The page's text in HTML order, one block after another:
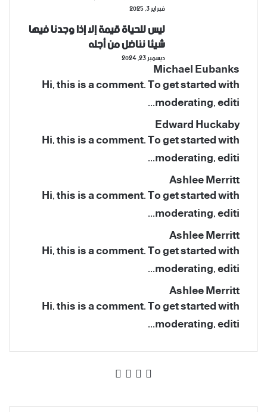
فبراير 3, 2025
ليس للحياة قيمة إلا إذا وجدنا فيها
شيئا نناضل من أجله
ديسمبر 23, 2024
Michael Eubanks
Hi, this is a comment. To get started with
moderating, editi...
Edward Huckaby
Hi, this is a comment. To get started with
moderating, editi...
Ashlee Merritt
Hi, this is a comment. To get started with
moderating, editi...
Ashlee Merritt
Hi, this is a comment. To get started with
moderating, editi...
Ashlee Merritt
Hi, this is a comment. To get started with
moderating, editi...
فيسبوك
‫X
‫YouTube